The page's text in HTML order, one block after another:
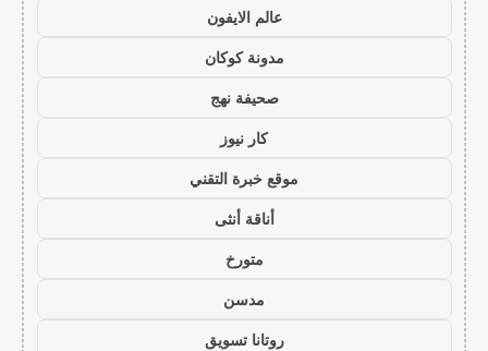
عالم الايفون
مدونة كوكان
صحيفة نهج
كار نيوز
موقع خبرة التقني
أناقة أنثى
متورخ
مدسن
روتانا تسويق